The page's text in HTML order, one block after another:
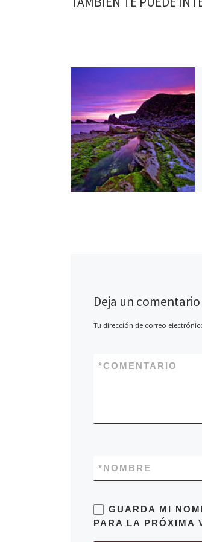
Deja un comentario
Tu dirección de correo
COMENTARIO
*
NOMBRE
*
GUARDA MI
PARA LA PRÓXIMA